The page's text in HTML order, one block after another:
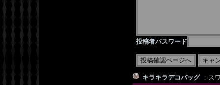
投稿者パスワード
キラキラデコバッグ ：ス